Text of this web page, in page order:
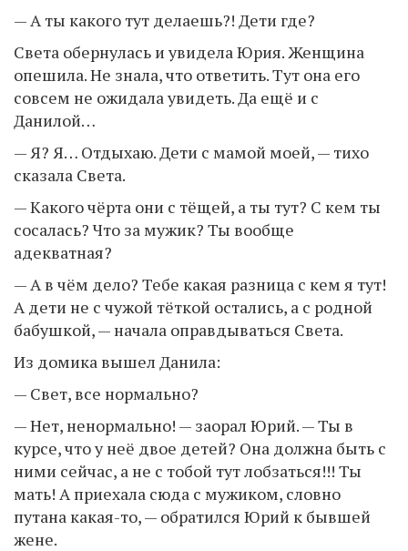
— А ты какого тут делаешь?! Дети где?
Света обернулась и увидела Юрия. Женщина
опешила. Не знала, что ответить. Тут она его
совсем не ожидала увидеть. Да ещё и с
Данилой…
— Я? Я… Отдыхаю. Дети с мамой моей, — тихо
сказала Света.
— Какого чёрта они с тёщей, а ты тут? С кем ты
сосалась? Что за мужик? Ты вообще
адекватная?
— А в чём дело? Тебе какая разница с кем я тут!
А дети не с чужой тёткой остались, а с родной
бабушкой, — начала оправдываться Света.
Из домика вышел Данила:
— Свет, все нормально?
— Нет, ненормально! — заорал Юрий. — Ты в
курсе, что у неё двое детей? Она должна быть с
ними сейчас, а не с тобой тут лобзаться!!! Ты
мать! А приехала сюда с мужиком, словно
путана какая-то, — обратился Юрий к бывшей
жене.